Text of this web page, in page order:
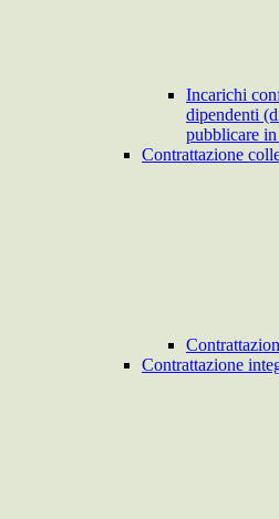
Incarichi
dipendenti
pubblicare
Contrattazione
Contrattazione